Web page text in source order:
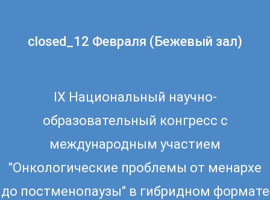
closed_12 Февраля (Бежевый зал)
IX Национальный научно-
образовательный конгресс с
международным участием
"Онкологические проблемы от менархе
до постменопаузы" в гибридном формате